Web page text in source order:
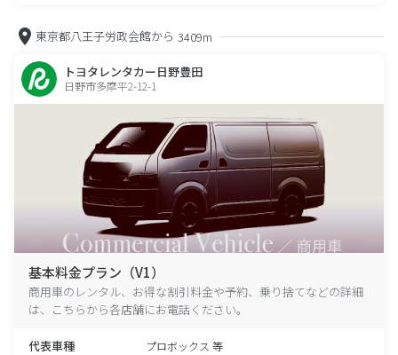
東京都八王子労政会館から 3409m
トヨタレンタカー日野豊田
日野市多摩平2-12-1
基本料金プラン（V1）
商用車のレンタル、お得な割引料金や予約、乗り捨てなどの詳細
は、こちらから各店舗にお電話ください。
代表車種 プロボックス 等